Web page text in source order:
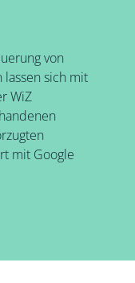
von
sich mit
WiZ
mit Google